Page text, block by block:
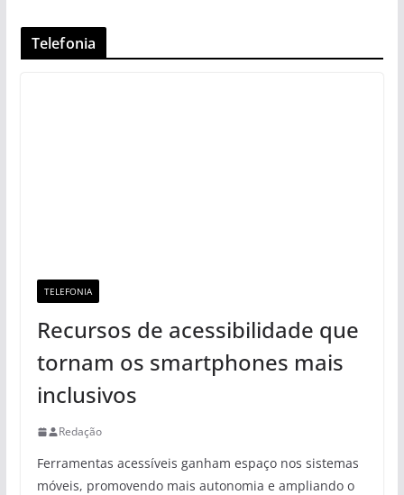
Telefonia
TELEFONIA
Recursos de acessibilidade que
tornam os smartphones mais
inclusivos
Redação
Ferramentas acessíveis ganham espaço nos sistemas
móveis, promovendo mais autonomia e ampliando o